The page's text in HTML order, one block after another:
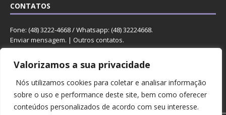
Valorizamos a sua privacidade
Nós utilizamos cookies para coletar e analisar informação
sobre o uso e performance deste site, bem como oferecer
conteúdos personalizados de acordo com seu interesse.
CONTATOS
Fone: (48) 3222-4668 / Whatsapp: (48) 32224668.
Enviar mensagem. | Outros contatos.
REDES